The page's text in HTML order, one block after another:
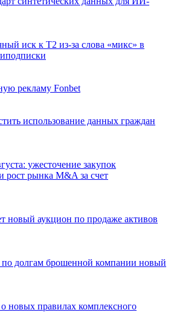
иск к Т2 из-за слова «микс» в
рекламу Fonbet
использование данных граждан
ужесточение закупок
рост рынка M&A за счет
новый аукцион по продаже активов
долгам брошенной компании новый
новых правилах комплексного